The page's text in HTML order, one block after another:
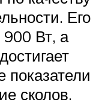
Его
900 Вт, а
показатели
сколов.